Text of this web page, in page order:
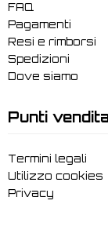
FAQ
Pagamenti
Resi e rimborsi
Spedizioni
Dove siamo
Punti
Termini legali
Utilizzo cookies
Privacy